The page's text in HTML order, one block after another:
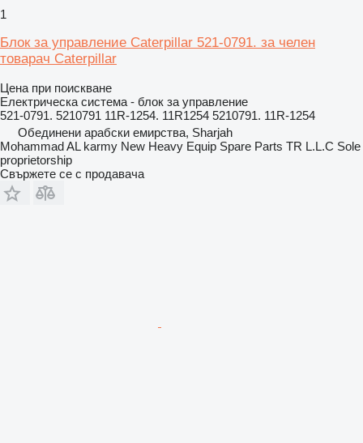
1
Блок за управление Caterpillar 521-0791. за челен
товарач Caterpillar
Цена при поискване
Електрическа система - блок за управление
521-0791. 5210791 11R-1254. 11R1254 5210791. 11R-1254
Обединени арабски емирства, Sharjah
Mohammad AL karmy New Heavy Equip Spare Parts TR L.L.C Sole
proprietorship
Свържете се с продавача